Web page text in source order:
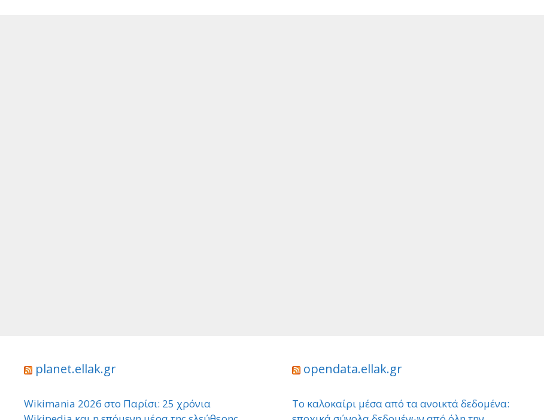
planet.ellak.gr
Wikimania 2026 στο Παρίσι: 25 χρόνια
opendata.ellak.gr
Το καλοκαίρι μέσα από τα ανοικτά δεδομένα: